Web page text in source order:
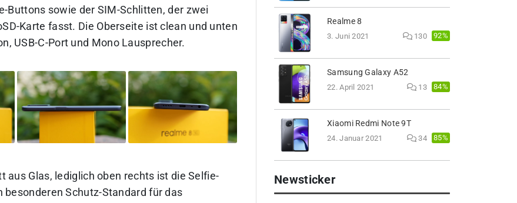
Buttons sowie der SIM-Schlitten, der zwei
Karte fasst. Die Oberseite ist clean und unten
USB-C-Port und Mono Lausprecher.
aus Glas, lediglich oben rechts ist die Selfie-
besonderen Schutz-Standard für das
Realme 8
3. Juni 2021 130 92%
Samsung Galaxy A52
22. April 2021 13 84%
Xiaomi Redmi Note 9T
24. Januar 2021 34 85%
Newsticker